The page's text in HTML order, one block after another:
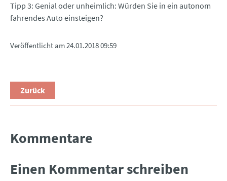
Tipp 3: Genial oder unheimlich: Würden Sie in ein autonom
fahrendes Auto einsteigen?
Veröffentlicht am24.01.2018 09:59
Zurück
Kommentare
Einen Kommentar schreiben